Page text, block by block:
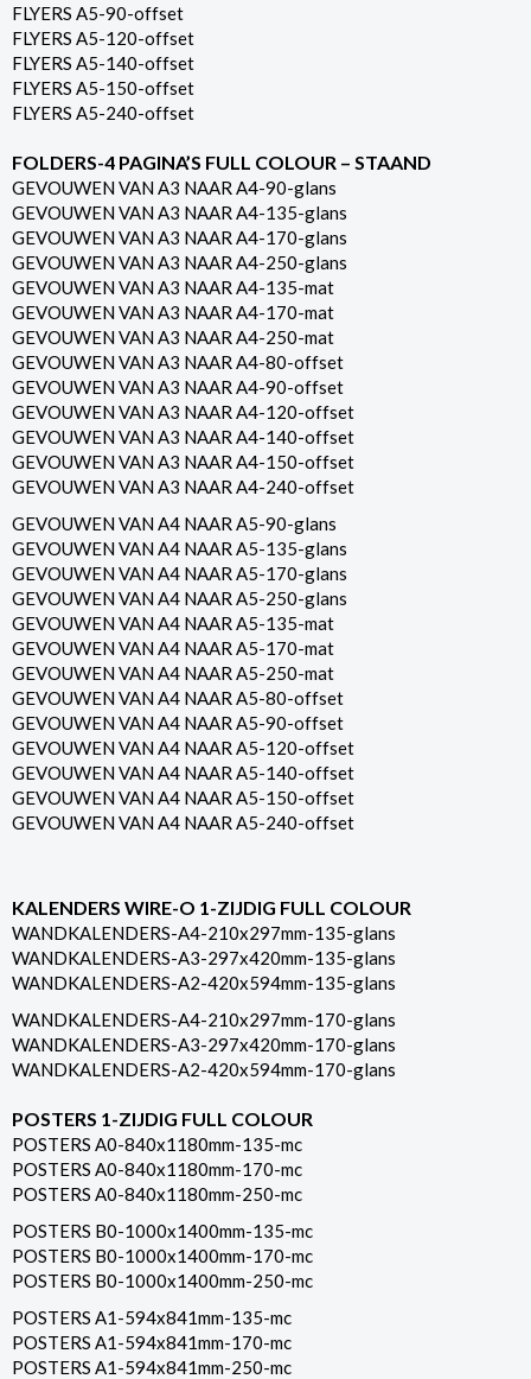
FLYERS A5-90-offset
FLYERS A5-120-offset
FLYERS A5-140-offset
FLYERS A5-150-offset
FLYERS A5-240-offset
FOLDERS-4 PAGINA’S FULL COLOUR – STAAND
GEVOUWEN VAN A3 NAAR A4-90-glans
GEVOUWEN VAN A3 NAAR A4-135-glans
GEVOUWEN VAN A3 NAAR A4-170-glans
GEVOUWEN VAN A3 NAAR A4-250-glans
GEVOUWEN VAN A3 NAAR A4-135-mat
GEVOUWEN VAN A3 NAAR A4-170-mat
GEVOUWEN VAN A3 NAAR A4-250-mat
GEVOUWEN VAN A3 NAAR A4-80-offset
GEVOUWEN VAN A3 NAAR A4-90-offset
GEVOUWEN VAN A3 NAAR A4-120-offset
GEVOUWEN VAN A3 NAAR A4-140-offset
GEVOUWEN VAN A3 NAAR A4-150-offset
GEVOUWEN VAN A3 NAAR A4-240-offset
GEVOUWEN VAN A4 NAAR A5-90-glans
GEVOUWEN VAN A4 NAAR A5-135-glans
GEVOUWEN VAN A4 NAAR A5-170-glans
GEVOUWEN VAN A4 NAAR A5-250-glans
GEVOUWEN VAN A4 NAAR A5-135-mat
GEVOUWEN VAN A4 NAAR A5-170-mat
GEVOUWEN VAN A4 NAAR A5-250-mat
GEVOUWEN VAN A4 NAAR A5-80-offset
GEVOUWEN VAN A4 NAAR A5-90-offset
GEVOUWEN VAN A4 NAAR A5-120-offset
GEVOUWEN VAN A4 NAAR A5-140-offset
GEVOUWEN VAN A4 NAAR A5-150-offset
GEVOUWEN VAN A4 NAAR A5-240-offset
KALENDERS WIRE-O 1-ZIJDIG FULL COLOUR
WANDKALENDERS-A4-210x297mm-135-glans
WANDKALENDERS-A3-297x420mm-135-glans
WANDKALENDERS-A2-420x594mm-135-glans
WANDKALENDERS-A4-210x297mm-170-glans
WANDKALENDERS-A3-297x420mm-170-glans
WANDKALENDERS-A2-420x594mm-170-glans
POSTERS 1-ZIJDIG FULL COLOUR
POSTERS A0-840x1180mm-135-mc
POSTERS A0-840x1180mm-170-mc
POSTERS A0-840x1180mm-250-mc
POSTERS B0-1000x1400mm-135-mc
POSTERS B0-1000x1400mm-170-mc
POSTERS B0-1000x1400mm-250-mc
POSTERS A1-594x841mm-135-mc
POSTERS A1-594x841mm-170-mc
POSTERS A1-594x841mm-250-mc